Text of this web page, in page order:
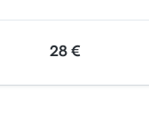
28 €